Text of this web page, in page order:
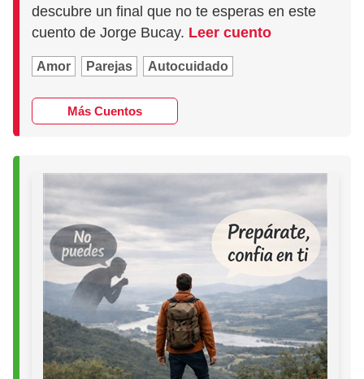
descubre un final que no te esperas en este
cuento de Jorge Bucay. Leer cuento
Amor Parejas Autocuidado
Más Cuentos